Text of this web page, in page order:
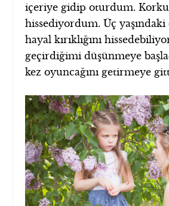
içeriye gidip oturdum.
hissediyordum. Üç
hayal kırıklığını
geçirdiğimi düşünmeye
kez oyuncağını getirmeye